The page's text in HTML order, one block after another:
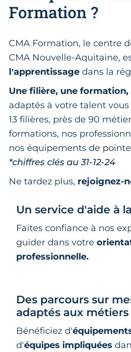
Formation ?
CMA Formation, le centre
CMA Nouvelle-Aquitaine,
l’apprentissage dans la
Une filière, une
adaptés à votre talent
13 filières, près de 90
formations, nos
nos équipements de
*chiffres clés au 31-12-24
Ne tardez plus, rejoignez-
Un service d'aide à
Faites confiance à nos
guider dans votre
professionnelle.
Des parcours sur
adaptés aux métiers
Bénéficiez d'
d'équipes impliquées